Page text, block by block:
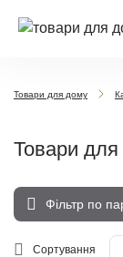
Товари для дому
Товари для
Фільтр по
Сортування